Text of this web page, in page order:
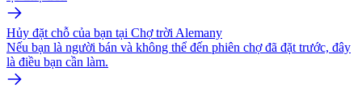
Hủy đặt chỗ của bạn tại Chợ trời Alemany
Nếu bạn là người bán và không thể đến phiên chợ đã đặt trước, đây
là điều bạn cần làm.